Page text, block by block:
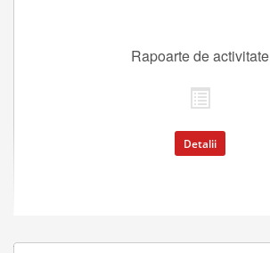
Rapoarte de activitate
Detalii